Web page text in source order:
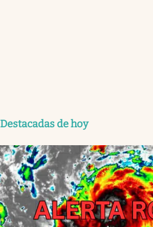
Destacadas de hoy